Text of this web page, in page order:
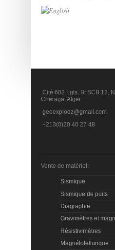
Cité 602 Lgts, Bt SCB 12,
Cheraga, Alger.
geoexplodz@gmail.com
+213(0)20 40 27 48
Vente de matériel:
Sismique
Sismique de puits
Diagraphie
Gravimètres et
Résistivimètres
Magnétotellurique